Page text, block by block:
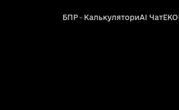
БПР КалькуляториAI Чат